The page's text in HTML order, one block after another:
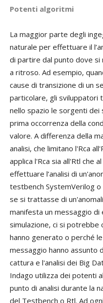
Potenti algoritmi
La maggior parte degli
naturale per effettuare il
di partire dal punto dove si
a ritroso. Ad esempio,
cause di transizione di un
particolare, gli sviluppatori
nello spazio le sorgenti dei
prima occorrenza della
valore. A differenza della
analisi, che limitano l'Rca
applica l'Rca sia all'Rtl che
effettuare l’analisi di
testbench SystemVerilog
se si trattasse di
manifesta un messaggio
simulazione, ci si potrebbe
hanno generato o perché
messaggio hanno assunto
cattura e l'analisi dei Big
Indago utilizza dei potenti
punto di analisi durante la
del Testbench o Rtl. Ad